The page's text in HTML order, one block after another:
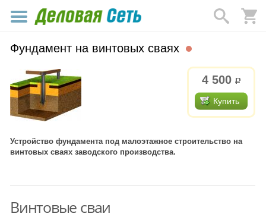
Фундамент на винтовых сваях
4 500 р.
Купить
Устройство фундамента под малоэтажное строительство на
винтовых сваях заводского производства.
Винтовые сваи